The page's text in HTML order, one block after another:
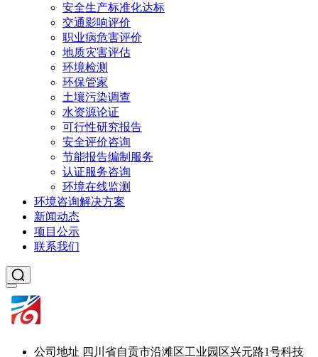
安全生产标准化达标
交通影响评价
职业病危害评价
地质灾害评估
环境检测
环保管家
土壤污染调查
水资源论证
可行性研究报告
安全评价咨询
节能报告编制服务
认证服务咨询
环境在线监测
环境咨询解决方案
新闻动态
项目公示
联系我们
公司地址 四川省自贡市沿滩区工业园区兴元路1号科技